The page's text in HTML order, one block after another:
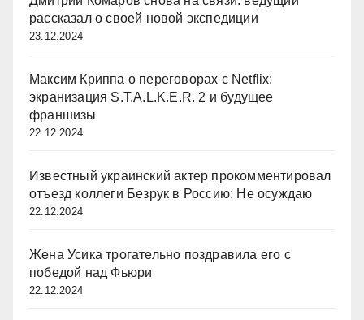
рассказал о своей новой экспедиции
23.12.2024
Максим Криппа о переговорах с Netflix:
экранизация S.T.A.L.K.E.R. 2 и будущее
франшизы
22.12.2024
Известный украинский актер прокомментировал
отъезд коллеги Безрук в Россию: Не осуждаю
22.12.2024
Жена Усика трогательно поздравила его с
победой над Фьюри
22.12.2024